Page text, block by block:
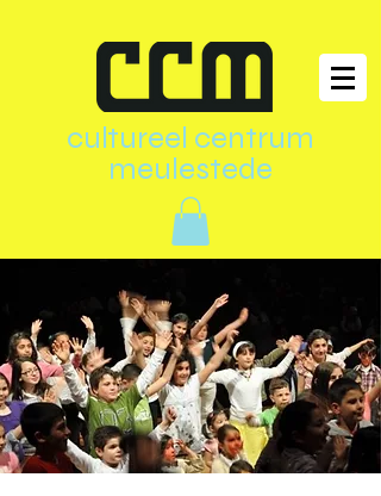
cultureel centrum
meulestede